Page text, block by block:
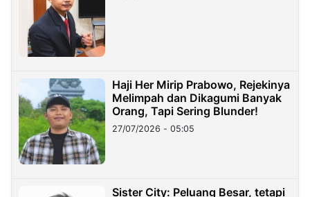
Haji Her Mirip Prabowo, Rejekinya
Melimpah dan Dikagumi Banyak
Orang, Tapi Sering Blunder!
27/07/2026 - 05:05
Sister City: Peluang Besar, tetapi